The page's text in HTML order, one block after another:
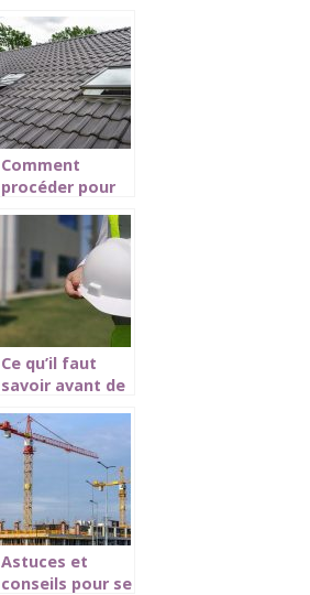
maison !
Comment
procéder pour
efficacement
son toit ?
Ce qu’il faut
savoir avant de
maison
Astuces et
conseils pour se